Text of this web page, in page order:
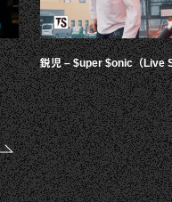
鋭児 – $uper $onic（Live